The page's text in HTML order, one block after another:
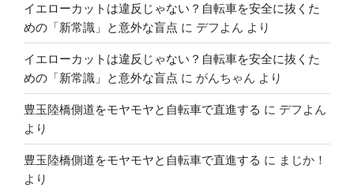
イエローカットは違反じゃない？自転車を安全に抜くた
めの「新常識」と意外な盲点 に デフよん より
イエローカットは違反じゃない？自転車を安全に抜くた
めの「新常識」と意外な盲点 に がんちゃん より
豊玉陸橋側道をモヤモヤと自転車で直進する に デフよん
より
豊玉陸橋側道をモヤモヤと自転車で直進する に まじか！
より